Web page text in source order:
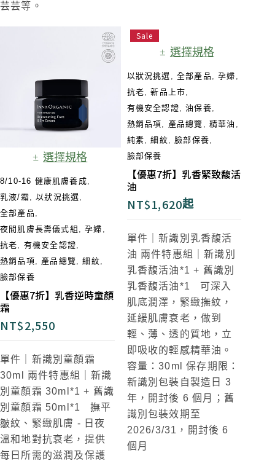
芸芸等。
選擇規格
8/10-16 健康肌膚養成
乳液/霜
,以狀況挑選
全部產品
夜間肌膚長壽儀式組​
,孕婦
抗老
有機安全認證
熱銷品項
產品總覽 ,細紋
臉部保養
【優惠7折】乳香逆時童顏
霜
NT$2,550
單件｜新識別童顏霜
30ml
兩件特惠組｜新識
別童顏霜 30ml*1 + 舊識
別童顏霜 50ml*1
撫平
皺紋、緊緻肌膚 - 日夜
溫和地對抗衰老，提供
每日所需的滋潤及保護
Sale
選擇規格
以狀況挑選 , 全部產品 ,孕婦 ,
抗老,新品上市,
有機安全認證,油保養,
熱銷品項, 產品總覽 ,精華油 ,
純素,細紋,臉部保養,
臉部保養
【優惠7折】乳香緊致馥活
油
NT$1,620起
單件｜新識別乳香馥活
油 兩件特惠組｜新識別
乳香馥活油*1 + 舊識別
乳香馥活油*1
可深入
肌底潤澤，緊緻撫紋，
延緩肌膚衰老，做到
輕、薄、透的質地，立
即吸收的輕感精華油。
容量：30ml 保存期限：
新識別包裝自製造日 3
年，開封後 6 個月；舊
識別包裝效期至
2026/3/31，開封後 6
個月